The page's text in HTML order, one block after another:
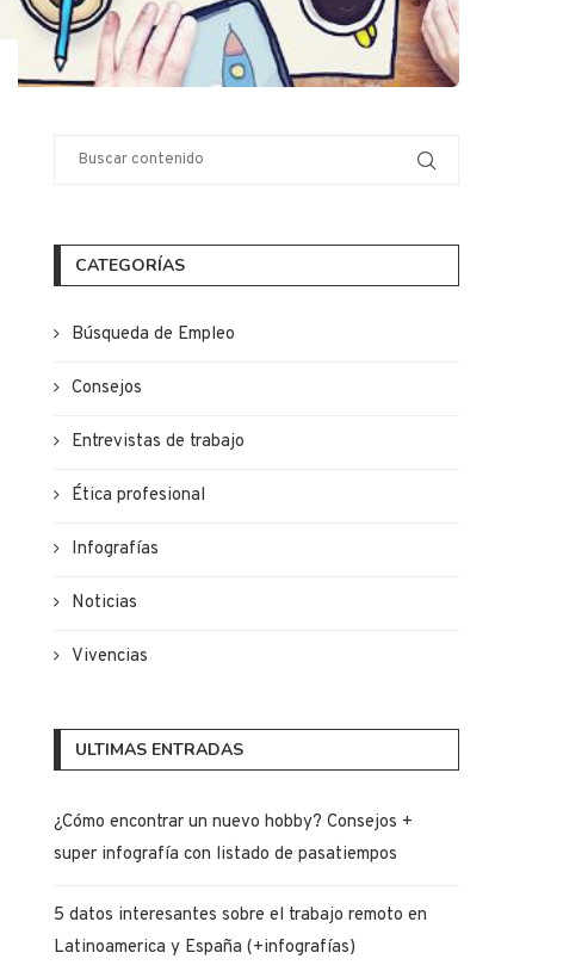
CATEGORÍAS
Búsqueda de Empleo
Consejos
Entrevistas de trabajo
Ética profesional
Infografías
Noticias
Vivencias
ULTIMAS ENTRADAS
¿Cómo encontrar un nuevo hobby? Consejos +
super infografía con listado de pasatiempos
5 datos interesantes sobre el trabajo remoto en
Latinoamerica y España (+infografías)